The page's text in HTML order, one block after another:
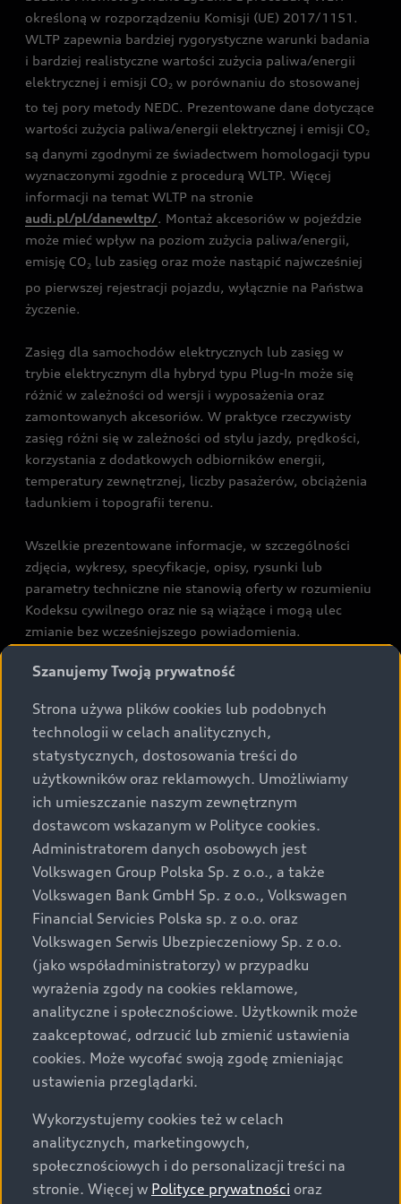
określoną w rozporządzeniu Komisji (UE) 2017/1151.
WLTP zapewnia bardziej rygorystyczne warunki badania
i bardziej realistyczne wartości zużycia paliwa/energii
elektrycznej i emisji CO2 w porównaniu do stosowanej
to tej pory metody NEDC. Prezentowane dane dotyczące
wartości zużycia paliwa/energii elektrycznej i emisji CO2
są danymi zgodnymi ze świadectwem homologacji typu
wyznaczonymi zgodnie z procedurą WLTP. Więcej
informacji na temat WLTP na stronie
audi.pl/pl/danewltp/. Montaż akcesoriów w pojeździe
może mieć wpływ na poziom zużycia paliwa/energii,
emisję CO 2 lub zasięg oraz może nastąpić najwcześniej
po pierwszej rejestracji pojazdu, wyłącznie na Państwa
życzenie.
Zasięg dla samochodów elektrycznych lub zasięg w
trybie elektrycznym dla hybryd typu Plug-In może się
różnić w zależności od wersji i wyposażenia oraz
zamontowanych akcesoriów. W praktyce rzeczywisty
zasięg różni się w zależności od stylu jazdy, prędkości,
korzystania z dodatkowych odbiorników energii,
temperatury zewnętrznej, liczby pasażerów, obciążenia
ładunkiem i topografii terenu.
Wszelkie prezentowane informacje, w szczególności
zdjęcia, wykresy, specyfikacje, opisy, rysunki lub
parametry techniczne nie stanowią oferty w rozumieniu
Kodeksu cywilnego oraz nie są wiążące i mogą ulec
zmianie bez wcześniejszego powiadomienia.
rozumieniu art. 5561§2 Kodeksu cywilnego oraz art.
Podane kwoty są rekomendowane i obejmują podatek
VAT (23%), chyba że inaczej zaznaczono.
Audi zastrzega sobie możliwość wprowadzenia zmian w
prezentowanych wersjach. Przedstawione detale
wyposażenia mogą różnić się od specyfikacji
przewidzianej na rynek polski. Zamieszczone zdjęcia
mogą przedstawiać wyposażenie opcjonalne, dostępne
za dopłatą. Wiążące ustalenie ceny, wyposażenia i
specyfikacji pojazdu następują w umowie sprzedaży, a
określenie parametrów technicznych zawiera
świadectwo homologacji typu pojazdu. Zastrzegamy
sobie prawo do zmian i pomyłek. Wszelkie informacje
prezentowane na stronie są aktualne na dzień ich
zamieszczania. W celu uzyskania najnowszych
informacji prosimy kontaktować się z Partnerem Marki
Audi.
Wszystkie produkowane obecnie samochody marki Audi
są wykonywane z materiałów spełniających pod
względem możliwości odzysku i recyklingu wymagania
określone w normie ISO 22628 i są zgodne z
Szanujemy Twoją prywatność
Strona używa plików cookies lub podobnych
technologii w celach analitycznych,
statystycznych, dostosowania treści do
użytkowników oraz reklamowych. Umożliwiamy
ich umieszczanie naszym zewnętrznym
dostawcom wskazanym w Polityce cookies.
Administratorem danych osobowych jest
Volkswagen Group Polska Sp. z o.o., a także
Volkswagen Bank GmbH Sp. z o.o., Volkswagen
Financial Servicies Polska sp. z o.o. oraz
Volkswagen Serwis Ubezpieczeniowy Sp. z o.o.
(jako współadministratorzy) w przypadku
wyrażenia zgody na cookies reklamowe,
analityczne i społecznościowe. Użytkownik może
zaakceptować, odrzucić lub zmienić ustawienia
cookies. Może wycofać swoją zgodę zmieniając
ustawienia przeglądarki.
Wykorzystujemy cookies też w celach
analitycznych, marketingowych,
społecznościowych i do personalizacji treści na
stronie. Więcej w Polityce prywatności oraz